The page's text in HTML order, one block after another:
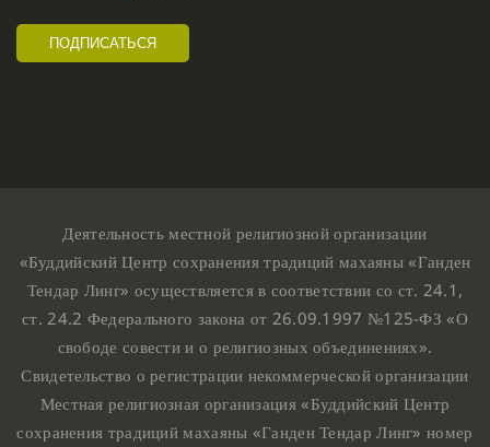
Деятельность местной религиозной организации
«Буддийский Центр сохранения традиций махаяны «Ганден
Тендар Линг» осуществляется в соответствии со ст. 24.1,
ст. 24.2 Федерального закона от 26.09.1997 №125-ФЗ «О
свободе совести и о религиозных объединениях».
Свидетельство о регистрации некоммерческой организации
Местная религиозная организация «Буддийский Центр
сохранения традиций махаяны «Ганден Тендар Линг» номер